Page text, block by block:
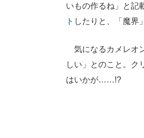
いもの作るね」と記
ト したりと、「魔界
気になるカメレオ
しい」とのこと。ク
はいかが……!?